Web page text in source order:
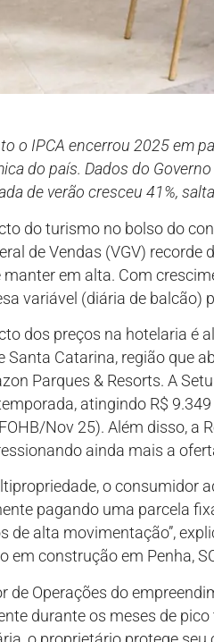
o IPCA encerrou 2025 em
do país. Dados do
de verão cresceu 41%,
do turismo no bolso do
de Vendas (VGV)
manter em alta. Com
variável (diária de
dos preços na hotelaria é
Santa Catarina, região que
Parques & Resorts. A
atingindo R$
Nov 25). Além disso, a
ainda mais a
o consumidor
pagando uma parcela
de alta movimentação”,
em construção em Penha,
de Operações do
durante os meses de